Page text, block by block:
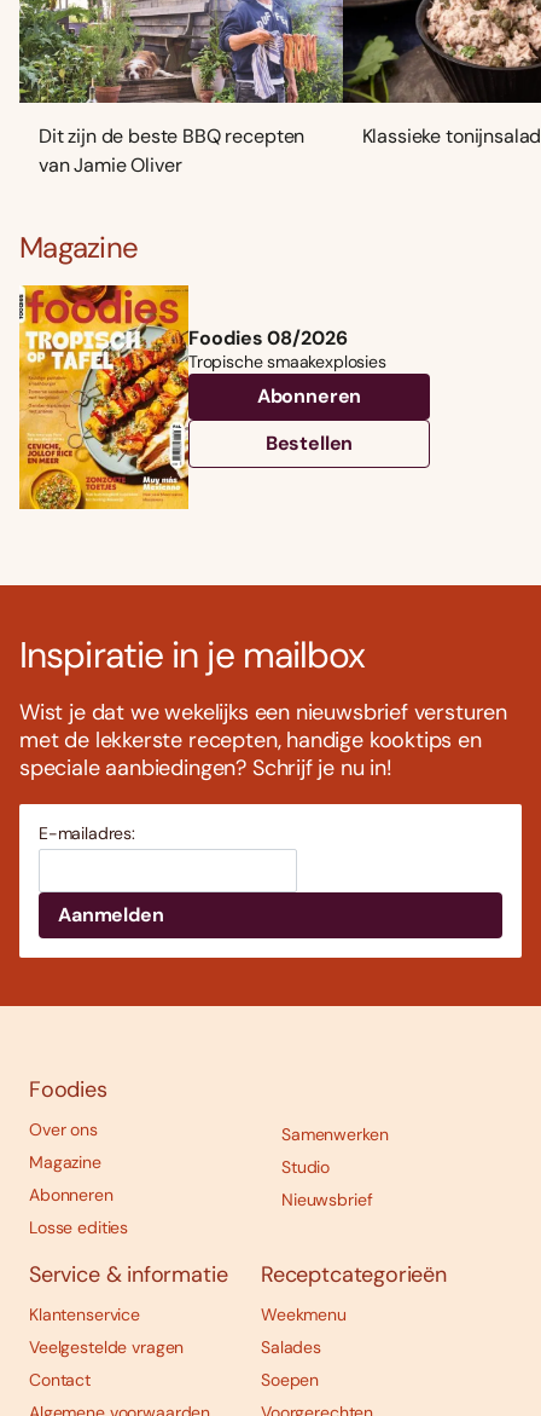
Dit zijn de beste BBQ recepten
van Jamie Oliver
Klassieke
Magazine
Foodies 08/2026
Tropische smaakexplosies
Abonneren
Bestellen
Inspiratie in je mailbox
Wist je dat we wekelijks een nieuwsbrief versturen
met de lekkerste recepten, handige kooktips en
speciale aanbiedingen? Schrijf je nu in!
E-mailadres:
Foodies
Over ons
Magazine
Abonneren
Losse edities
Samenwerken
Studio
Nieuwsbrief
Service & informatie
Klantenservice
Veelgestelde vragen
Contact
Receptcategorieën
Weekmenu
Salades
Soepen